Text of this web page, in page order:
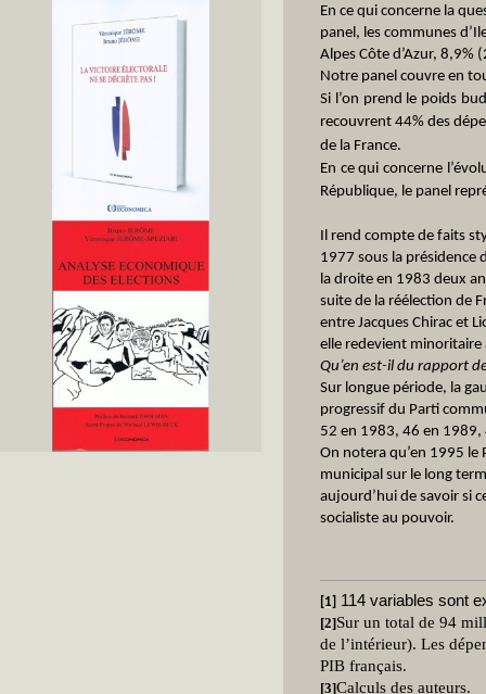
En ce qui concerne la
panel, les communes
Alpes Côte d’Azur, 8,9%
Notre panel couvre en
Si l’on prend le poids
recouvrent 44% des
de la France.
En ce qui concerne
République, le panel
Il rend compte de faits
1977 sous la présidence
la droite en 1983 deux
suite de la réélection de
entre Jacques Chirac et
elle redevient minoritaire
Qu’en est-il du rapport
Sur longue période, la
progressif du Parti
52 en 1983, 46 en
On notera qu’en 1995 le
municipal sur le long
aujourd’hui de savoir si
socialiste au pouvoir.
[1]114 variables sont
[2]Sur un total de 94
de l’intérieur). Les
PIB français.
[3]Calculs des auteurs.